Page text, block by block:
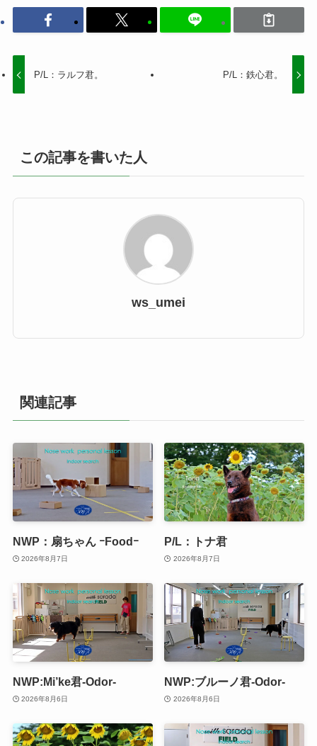
P/L：ラルフ君。 P/L：鉄心君。
この記事を書いた人
ws_umei
関連記事
NWP：扇ちゃん ｰFoodｰ
2026年8月7日
P/L：トナ君
2026年8月7日
NWP:Mi’ke君-Odor-
2026年8月6日
NWP:ブルーノ君-Odor-
2026年8月6日